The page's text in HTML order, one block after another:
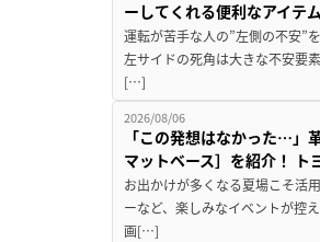
ーしてくれる便利なアイテ
運転が苦手な人の”左側の不安”
左サイドの死角は大きな不安要
[…]
2026/08/06
「この発想はなかった…」
マットベース］を紹介！ ト
お出かけが多くなる夏場こそ活
ーなど、楽しみなイベントが控
画[…]